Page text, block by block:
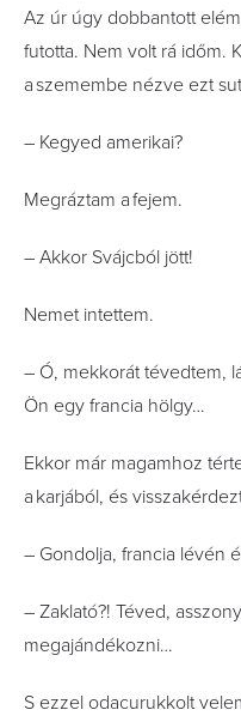
Az úr úgy dobbantott
futotta. Nem volt rá időm.
a szemembe nézve ezt
– Kegyed amerikai?
Megráztam a fejem.
– Akkor Svájcból jött!
Nemet intettem.
– Ó, mekkorát tévedtem,
Ön egy francia hölgy…
Ekkor már magamhoz
a karjából, és
– Gondolja, francia lévén
– Zaklató?! Téved,
megajándékozni…
S ezzel odacurukkolt